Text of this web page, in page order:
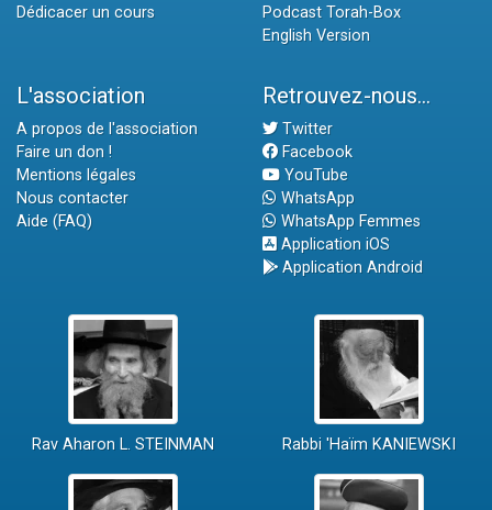
Dédicacer un cours
Podcast Torah-Box
English Version
L'association
A propos de l'association
Faire un don !
Mentions légales
Nous contacter
Aide (FAQ)
Retrouvez-nous...
Twitter
Facebook
YouTube
WhatsApp
WhatsApp Femmes
Application iOS
Application Android
Rav Aharon L. STEINMAN Rabbi 'Haïm KANIEWSKI